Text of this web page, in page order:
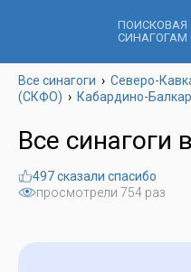
ПОИСКОВАЯ
СИНАГОГАМ
Все синагоги › Северо-
(СКФО) › Кабардино-
Все синагоги
просмотрели 754 раз
497 сказали спасибо